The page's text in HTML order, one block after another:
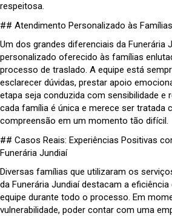
respeitosa.
## Atendimento Personalizado às
Um dos grandes diferenciais da Funerária
personalizado oferecido às famílias
processo de traslado. A equipe está
esclarecer dúvidas, prestar apoio
etapa seja conduzida com sensibilidade e
cada família é única e merece ser tratada
compreensão em um momento tão difícil.
## Casos Reais: Experiências Positivas
Funerária Jundiaí
Diversas famílias que utilizaram os
da Funerária Jundiaí destacam a
equipe durante todo o processo. Em
vulnerabilidade, poder contar com uma